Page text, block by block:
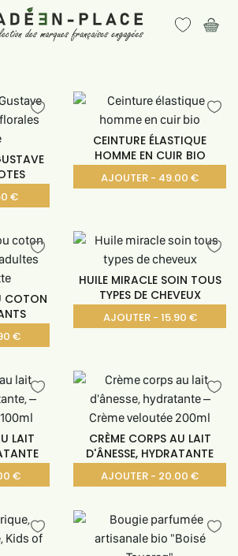
€
CEINTURE ÉLASTIQUE
HOMME EN CUIR BIO
AJOUTER - 49.00 €
COTON
€
HUILE MIRACLE SOIN TOUS
TYPES DE CHEVEUX
AJOUTER - 15.90 €
LAIT
€
CRÈME CORPS AU LAIT
D'ÂNESSE, HYDRATANTE
AJOUTER - 20.00 €